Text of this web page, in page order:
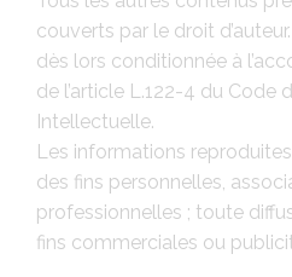
couverts par le droit
dès lors conditionnée à
de l’article L.122-4 du Code
Intellectuelle.
Les informations reproduites
des fins personnelles,
professionnelles ; toute
fins commerciales ou